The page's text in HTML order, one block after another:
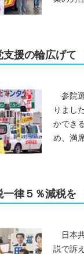
支援の輪広げ
参院選
りまし
かでき
め、満
一律５％減税
日本共
説で訴